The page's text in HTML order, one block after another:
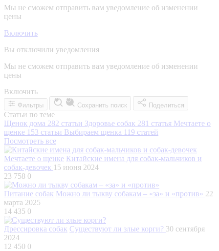
Мы не сможем отправить вам уведомление об изменении
цены
Включить
Вы отключили уведомления
Мы не сможем отправить вам уведомление об изменении
цены
Включить
Фильтры Сохранить поиск Поделиться
Статьи по теме
Щенок дома 282 статьи Здоровье собак 281 статья Мечтаете о
щенке 153 статьи Выбираем щенка 119 статей
Посмотреть все
Мечтаете о щенке Китайские имена для собак-мальчиков и
собак-девочек 15 июня 2024
23 758 0
Питание собак Можно ли тыкву собакам – «за» и «против» 22
марта 2025
14 435 0
Дрессировка собак Существуют ли злые корги? 30 сентября
2024
12 450 0